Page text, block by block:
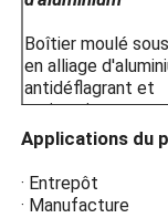
d'aluminium